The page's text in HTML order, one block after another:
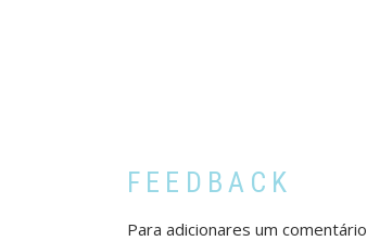
FEEDBACK
Para adicionares um